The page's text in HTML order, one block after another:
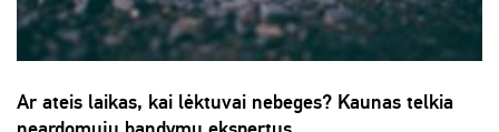
Ar ateis laikas, kai lėktuvai nebeges? Kaunas telkia